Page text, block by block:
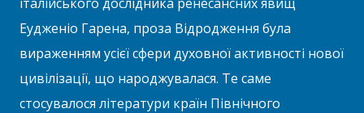
Еудженіо Гарена, проза Відродження була
вираженням усієї сфери духовної активності нової
цивілізації, що народжувалася. Те саме
стосувалося літератури країн Північного